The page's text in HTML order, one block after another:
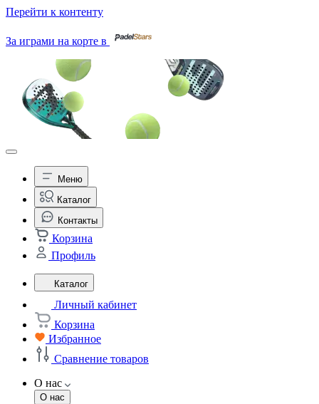
Перейти к контенту
За играми на корте в
Меню
Каталог
Контакты
Корзина
Профиль
Каталог
Личный кабинет
Корзина
Избранное
Сравнение товаров
О нас
О нас